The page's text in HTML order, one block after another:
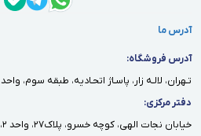
آدرس ما
آدرس فروشگاه:
تـهران، لالـه زار، پاسـاژ اتحـاديه، طبقه سوم، واحد ١٢
دفتر مركزى:
خيابان نجات الهى، كوچه خسرو، پلاك٢٧، واحد ٢، طبقه اول